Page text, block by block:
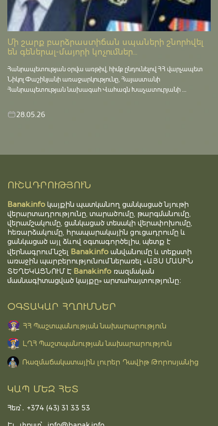
Մի շարք բարձրաստիճան սպաների շնորհվել
են գեներալ-մայորի կոչումներ...
Հանրապետության օրվա առթիվ, հիմք ընդունելով ՀՀ վարչապետ
Նիկոլ Փաշինյանի առաջարկությունը, Հայաստանի
Հանրապետության նախագահ Վահագն Խաչատուրյանի ...
28.05.26
ՈՒՇԱԴՐՈՒԹՅՈՒՆ
Banak.info կայքին պատկանող ցանկացած նյութի
վերարտադրությունը, տարածումը, թարգմանումը,
վերամշակումը, ցանկացած տեսակի վերափոխումը,
հեռարձակումը, հրապարակային ցուցադրումը և
ցանկացած այլ ձևով օգտագործելիս, պետք է
վերնագրում նշել Banak.info անվանումը և տեքստի
առաջին պարբերությունում ներառել «ԱՅՍ ՄԱՍԻՆ
ՏԵՂԵԿԱՑՆՈՒՄ Է Banak.info ռազմական
մասնագիտացված կայքը» արտահայտությունը։
ՕԳՏԱԿԱՐ ՀՂՈՒՄՆԵՐ
ՀՀ Պաշտպանության նախարարություն
ԼՂՀ Պաշտպանության նախարարություն
Ռազմաճակատային լուրեր Դավիթ Թորոսյանից
ԿԱՊ ՄԵԶ ՀԵՏ
Հեռ՝․ +374 (43) 31 33 53